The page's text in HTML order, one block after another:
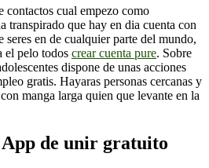
cual empezo como
transpirado que hay en dia cuenta con
seres en de cualquier parte del mundo,
el pelo todos crear cuenta pure. Sobre
dispone de unas acciones
gratis. Hayaras personas cercanas y
manga larga quien que levante en la
de unir gratuito